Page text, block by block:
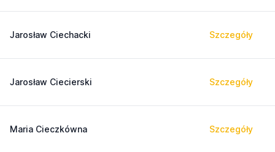
Jarosław Ciechacki Szczegóły
Jarosław Ciecierski Szczegóły
Maria Cieczkówna Szczegóły